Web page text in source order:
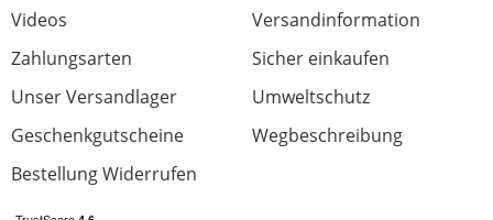
Guter Klang, solide Verarbeitung.
Features
Videos
Versandinformation
Zahlungsarten
Sicher einkaufen
Unser Versandlager
Umweltschutz
Geschenkgutscheine
Wegbeschreibung
Bestellung Widerrufen